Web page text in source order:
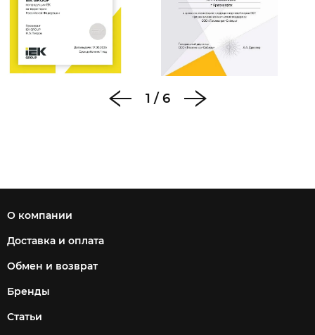
1 / 6
О компании
Доставка и оплата
Обмен и возврат
Бренды
Статьи